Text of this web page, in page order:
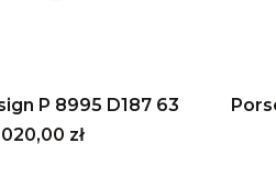
P 8995 D187 63
zł